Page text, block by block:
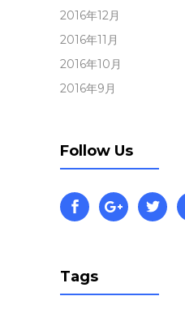
2016年12月
2016年11月
2016年10月
2016年9月
Follow Us
Tags